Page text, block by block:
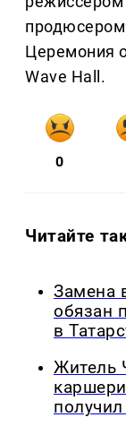
Церемония
Wave Hall.
0
Читайте
Замена
обязан
в
Житель